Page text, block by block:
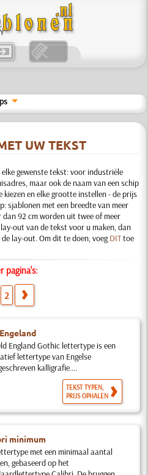
UW TEKST
gewenste tekst: voor industriële
maar ook de naam van een schip
en elke grootte instellen - de prijs
sjablonen met een breedte van meer
dan 92 cm worden uit twee of meer
out van de tekst voor u maken, dan
lay-out. Om dit te doen, voeg DITtoe
pagina's:
2
England Gothic lettertype is een
lettertype van Engelse
kalligrafie....
TEKST TYPEN,
PRIJS OPHALEN
minimum
met een minimaal aantal
gebaseerd op het